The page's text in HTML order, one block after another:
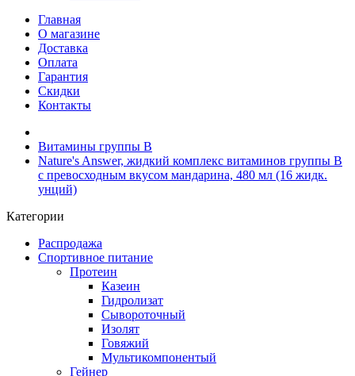
Главная
О магазине
Доставка
Оплата
Гарантия
Скидки
Контакты
Витамины группы B
Nature's Answer, жидкий комплекс витаминов группы B
с превосходным вкусом мандарина, 480 мл (16 жидк.
унций)
Категории
Распродажа
Спортивное питание
Протеин
Казеин
Гидролизат
Сывороточный
Изолят
Говяжий
Мультикомпонентый
Гейнер